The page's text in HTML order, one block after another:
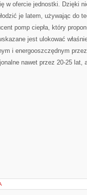
w ofercie jednostki. Dzięki
je latem, używając do
pomp ciepła, który
jest ulokować
i energooszczędnym
nawet przez 20-25 lat,